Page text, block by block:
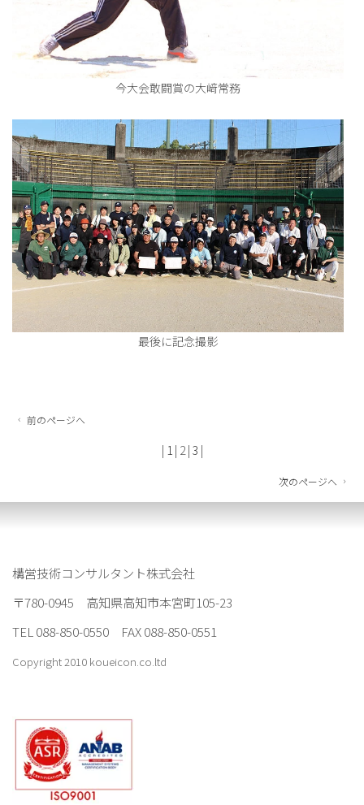
今大会敢闘賞の大﨑常務
最後に記念撮影
前のページへ
| 1 | 2 | 3 |
次のページへ
構営技術コンサルタント株式会社
〒780-0945 高知県高知市本宮町105-23
TEL 088-850-0550 FAX 088-850-0551
Copyright 2010 koueicon.co.ltd